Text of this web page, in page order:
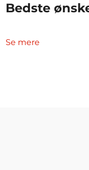
Bedste
Se mere